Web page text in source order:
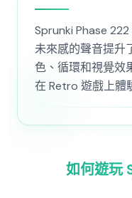
Sprunki Phase
未來感的聲音提升
色、循環和視覺效
在 Retro 遊戲上體
如何遊玩